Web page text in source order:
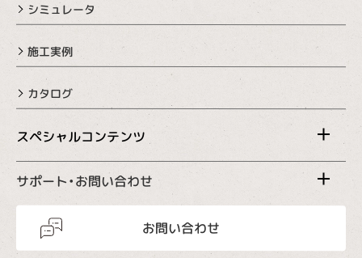
シミュレータ
施工実例
カタログ
スペシャルコンテンツ
サポート・お問い合わせ
お問い合わせ